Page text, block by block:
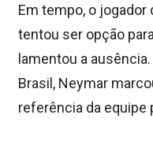
Em tempo, o jogador
tentou ser opção
lamentou a
Brasil, Neymar
referência da equipe